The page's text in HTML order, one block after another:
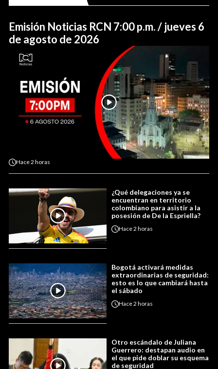
Emisión Noticias RCN 7:00 p.m. / jueves 6
de agosto de 2026
Hace2 horas
¿Qué delegaciones ya se
encuentran en territorio
colombiano para asistir a la
posesión de De la Espriella?
Hace2 horas
Bogotá activará medidas
extraordinarias de seguridad:
esto es lo que cambiará hasta
el sábado
Hace2 horas
Otro escándalo de Juliana
Guerrero: destapan audio en
el que pide doblar su esquema
de seguridad